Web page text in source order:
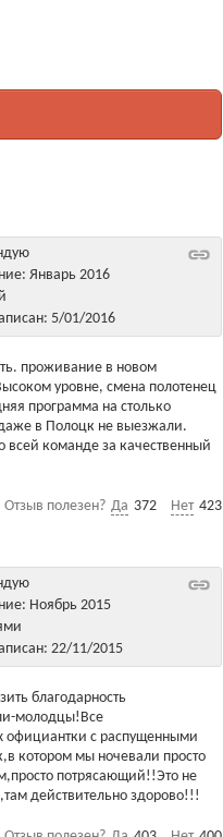
Январь 2016
5/01/2016
проживание в новом
уровне, смена полотенец
программа на столько
даже в Полоцк не выезжали.
всей команде за качественный
Отзыв полезен? Да 372 Нет 423
Ноябрь 2015
22/11/2015
благодарность
молодцы!Все
официантки с распущенными
котором мы ночевали просто
потрясающий!!Это не
действительно здорово!!!